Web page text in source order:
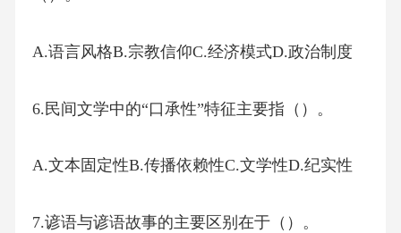
A.语言风格B.宗教信仰C.经济模式D.政治制度
6.民间文学中的“口承性”特征主要指（）。
A.文本固定性B.传播依赖性C.文学性D.纪实性
7.谚语与谚语故事的主要区别在于（）。